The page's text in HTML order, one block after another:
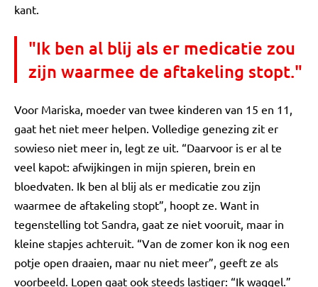
kant.
"Ik ben al blij als er medicatie zou
zijn waarmee de aftakeling stopt."
Voor Mariska, moeder van twee kinderen van 15 en 11,
gaat het niet meer helpen. Volledige genezing zit er
sowieso niet meer in, legt ze uit. “Daarvoor is er al te
veel kapot: afwijkingen in mijn spieren, brein en
bloedvaten. Ik ben al blij als er medicatie zou zijn
waarmee de aftakeling stopt”, hoopt ze. Want in
tegenstelling tot Sandra, gaat ze niet vooruit, maar in
kleine stapjes achteruit. “Van de zomer kon ik nog een
potje open draaien, maar nu niet meer”, geeft ze als
voorbeeld. Lopen gaat ook steeds lastiger: “Ik waggel.”